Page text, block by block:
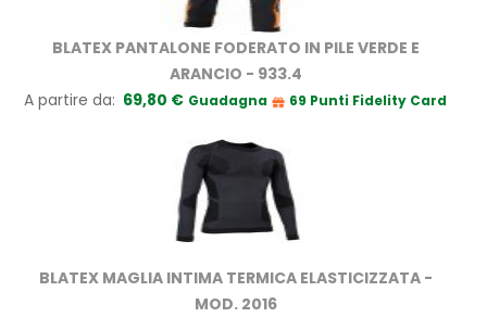
BLATEX PANTALONE FODERATO IN PILE VERDE E
ARANCIO - 933.4
A partire da 69,80 € Guadagna 69 Punti Fidelity Card
BLATEX MAGLIA INTIMA TERMICA ELASTICIZZATA -
MOD. 2016